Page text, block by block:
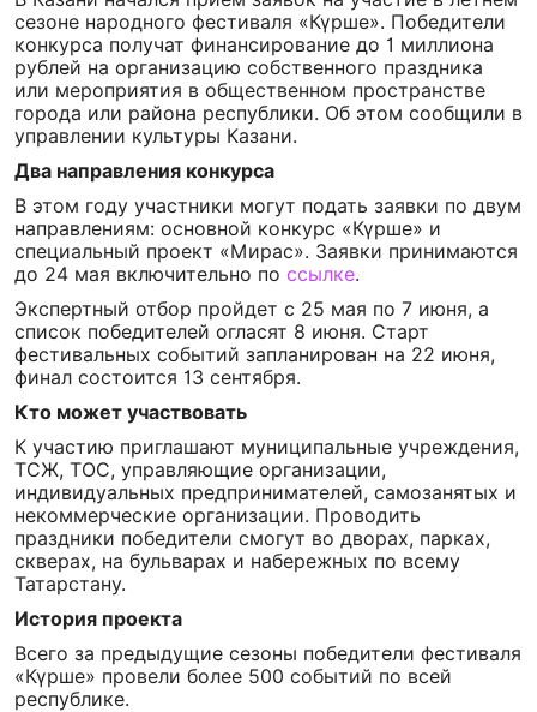
сезоне народного фестиваля «Күрше». Победители
конкурса получат финансирование до 1 миллиона
рублей на организацию собственного праздника
или мероприятия в общественном пространстве
города или района республики. Об этом сообщили в
управлении культуры Казани.
Два направления конкурса
В этом году участники могут подать заявки по двум
направлениям: основной конкурс «Күрше» и
специальный проект «Мирас». Заявки принимаются
до 24 мая включительно по ссылке.
Экспертный отбор пройдет с 25 мая по 7 июня, а
список победителей огласят 8 июня. Старт
фестивальных событий запланирован на 22 июня,
финал состоится 13 сентября.
Кто может участвовать
К участию приглашают муниципальные учреждения,
ТСЖ, ТОС, управляющие организации,
индивидуальных предпринимателей, самозанятых и
некоммерческие организации. Проводить
праздники победители смогут во дворах, парках,
скверах, на бульварах и набережных по всему
Татарстану.
История проекта
Всего за предыдущие сезоны победители фестиваля
«Күрше» провели более 500 событий по всей
республике.